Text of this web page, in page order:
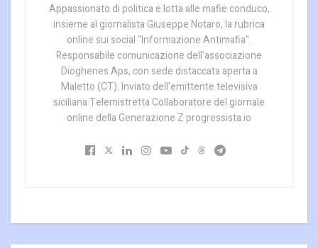
Appassionato di politica e lotta alle mafie conduco,
insieme al giornalista Giuseppe Notaro, la rubrica
online sui social "Informazione Antimafia".
Responsabile comunicazione dell'associazione
Dioghenes Aps, con sede distaccata aperta a
Maletto (CT). Inviato dell'emittente televisiva
siciliana Telemistretta Collaboratore del giornale
online della Generazione Z progressista.io